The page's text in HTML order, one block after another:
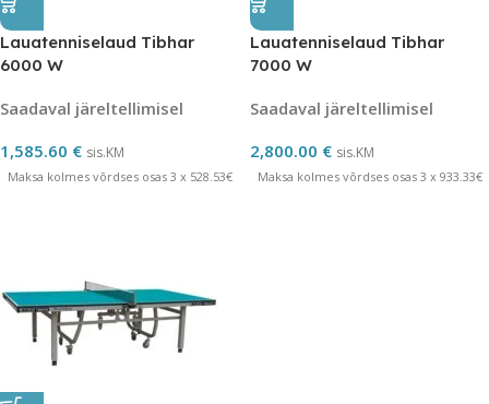
Lauatenniselaud Tibhar
6000 W
Saadaval järeltellimisel
1,585.60 € sis.KM
Maksa kolmes võrdses osas 3 x 528.53€
Lauatenniselaud Tibhar
7000 W
Saadaval järeltellimisel
2,800.00 € sis.KM
Maksa kolmes võrdses osas 3 x 933.33€